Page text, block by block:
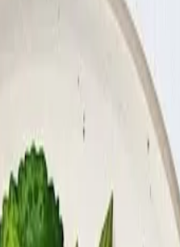
здоровье.
полезно.
(кг) + 6,25 × рост (см) − 5 ×